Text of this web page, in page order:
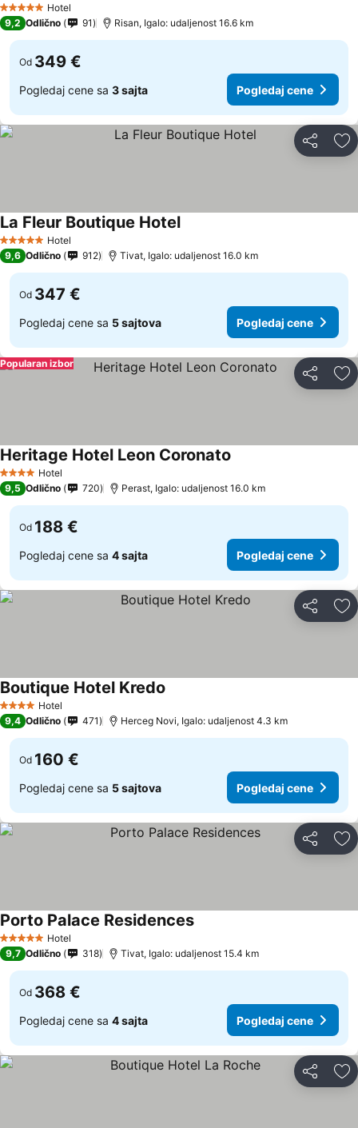
5 ZvezdiceHotel
9,2 Odlično 91 Risan, Igalo: udaljenost 16.6 km
Od 349 €
Pogledaj cene sa 3 sajta Pogledaj cene
Deli
5 ZvezdiceHotel
La Fleur Boutique Hotel
9,6 Odlično 912 Tivat, Igalo: udaljenost 16.0 km
Od 347 €
Pogledaj cene sa 5 sajtova Pogledaj cene
Deli
Popularan izbor
4 ZvezdiceHotel
Heritage Hotel Leon Coronato
9,5 Odlično 720 Perast, Igalo: udaljenost 16.0 km
Od 188 €
Pogledaj cene sa 4 sajta Pogledaj cene
Deli
4 ZvezdiceHotel
Boutique Hotel Kredo
9,4 Odlično 471 Herceg Novi, Igalo: udaljenost 4.3 km
Od 160 €
Pogledaj cene sa 5 sajtova Pogledaj cene
Deli
5 ZvezdiceHotel
Porto Palace Residences
9,7 Odlično 318 Tivat, Igalo: udaljenost 15.4 km
Od 368 €
Pogledaj cene sa 4 sajta Pogledaj cene
Deli